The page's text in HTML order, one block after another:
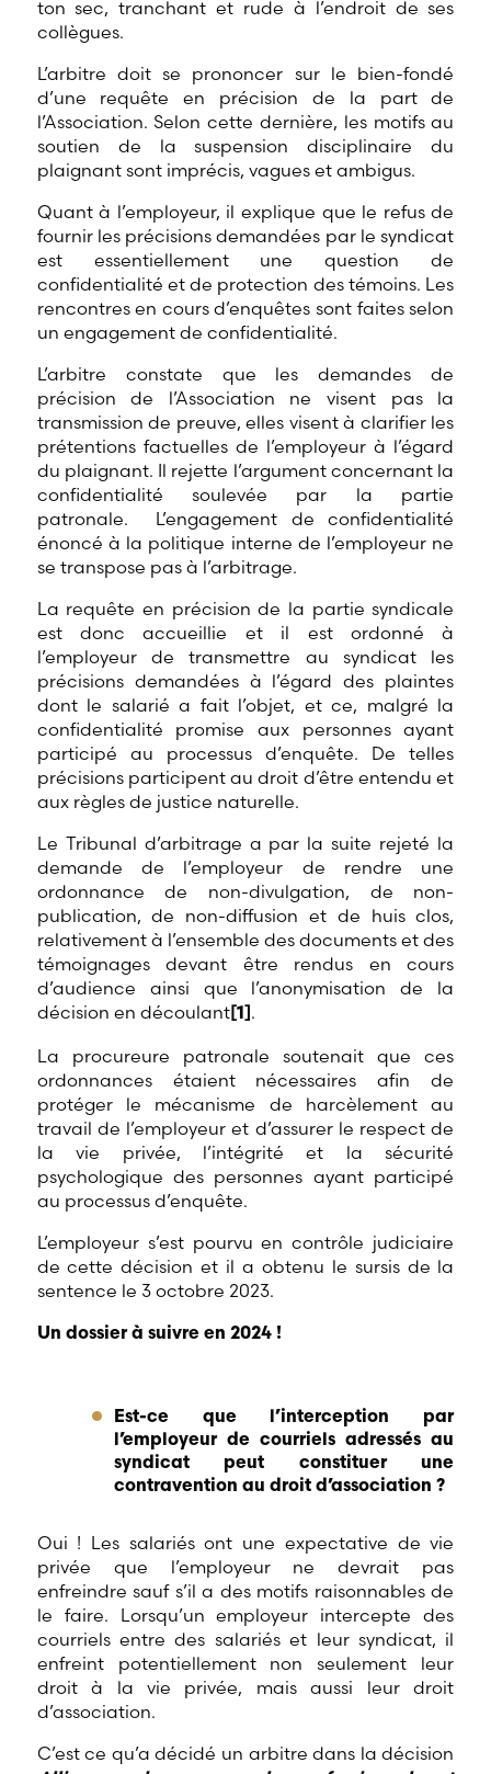
ton sec, tranchant et rude à l’endroit de ses
collègues.
L’arbitre doit se prononcer sur le bien-fondé
d’une requête en précision de la part de
l’Association. Selon cette dernière, les motifs au
soutien de la suspension disciplinaire du
plaignant sont imprécis, vagues et ambigus.
Quant à l’employeur, il explique que le refus de
fournir les précisions demandées par le syndicat
est essentiellement une question de
confidentialité et de protection des témoins. Les
rencontres en cours d’enquêtes sont faites selon
un engagement de confidentialité.
L’arbitre constate que les demandes de
précision de l’Association ne visent pas la
transmission de preuve, elles visent à clarifier les
prétentions factuelles de l’employeur à l’égard
du plaignant. Il rejette l’argument concernant la
confidentialité soulevée par la partie
patronale. L’engagement de confidentialité
énoncé à la politique interne de l’employeur ne
se transpose pas à l’arbitrage.
La requête en précision de la partie syndicale
est donc accueillie et il est ordonné à
l’employeur de transmettre au syndicat les
précisions demandées à l’égard des plaintes
dont le salarié a fait l’objet, et ce, malgré la
confidentialité promise aux personnes ayant
participé au processus d’enquête. De telles
précisions participent au droit d’être entendu et
aux règles de justice naturelle.
Le Tribunal d’arbitrage a par la suite rejeté la
demande de l’employeur de rendre une
ordonnance de non-divulgation, de non-
publication, de non-diffusion et de huis clos,
relativement à l’ensemble des documents et des
témoignages devant être rendus en cours
d’audience ainsi que l’anonymisation de la
décision en découlant[1 ].
La procureure patronale soutenait que ces
ordonnances étaient nécessaires afin de
protéger le mécanisme de harcèlement au
travail de l’employeur et d’assurer le respect de
la vie privée, l’intégrité et la sécurité
psychologique des personnes ayant participé
au processus d’enquête.
L’employeur s’est pourvu en contrôle judiciaire
de cette décision et il a obtenu le sursis de la
sentence le 3 octobre 2023.
Un dossier à suivre en 2024 !
Est-ce que l’interception par
l’employeur de courriels adressés au
syndicat peut constituer une
contravention au droit d’association ?
Oui ! Les salariés ont une expectative de vie
privée que l’employeur ne devrait pas
enfreindre sauf s’il a des motifs raisonnables de
le faire. Lorsqu’un employeur intercepte des
courriels entre des salariés et leur syndicat, il
enfreint potentiellement non seulement leur
droit à la vie privée, mais aussi leur droit
d’association.
C’est ce qu’a décidé un arbitre dans la décision